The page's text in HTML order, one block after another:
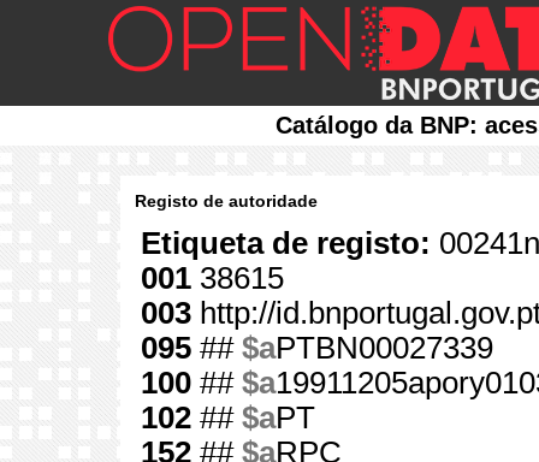
Catálogo da BNP:
Registo de autoridade
Etiqueta de registo:
001 38615
003 http://
095 ## $aPTBN00027339
100 ## $a
102 ## $aPT
152 ## $aRPC